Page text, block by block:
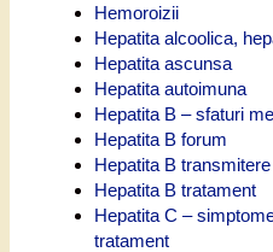
Hemoroizii
Hepatita alcoolica,
Hepatita ascunsa
Hepatita autoimuna
Hepatita B – sfaturi
Hepatita B forum
Hepatita B
Hepatita B tratament
Hepatita C –
tratament